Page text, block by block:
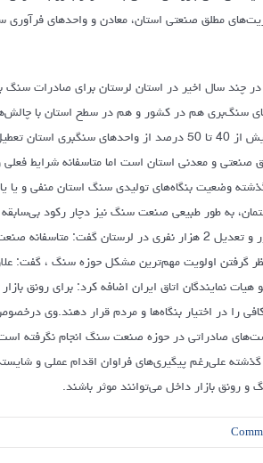
مطلق صنعتی استان، معادن و واحدهای
در چند سال اخیر در استان لرستان برای صادرات
سنگ‌بری هم در کشور و هم در سطح استان با
سنگ ایران با اعلام اینکه بیش از 40 تا 50 درصد
و معدنی استان است اما متاسفانه شرایط
وضعیت بنگاه‌های تولیدی سنگ استان منفی و یا
به طور طبیعی صنعت سنگ نیز دچار رکود
30 هزار نفری نیرو در کشور و تعدیل 2 هزار نفری در
نظر گرفتن اولویت مهم‌ترین مشکل حوزه سنگ ، گفت:
نمایندگان اتاق ایران اضافه کرد: برای رونق
را در اختیار بنگاه‌ها و مردم قرار دهند.وی
صادراتی در حوزه صنعت سنگ انجام نگرفته
علی‌رغم پیگیری‌های فراوان اقدام عملی و
بازار داخل می‌توانند موثر باشند.